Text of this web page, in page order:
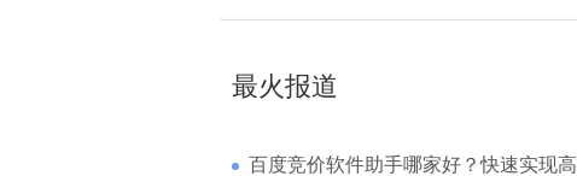
最火报道
百度竞价软件助手哪家好？快速实现高回报哪家强？